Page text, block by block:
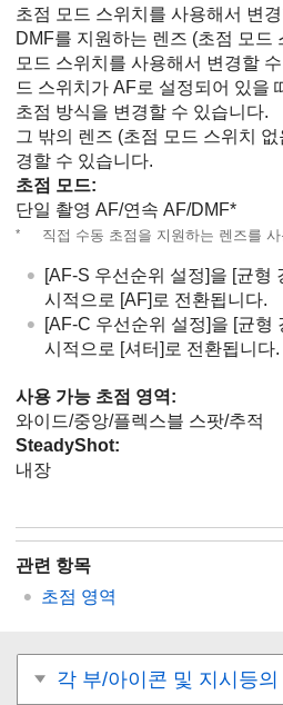
초점 모드 스위치를 사용해서 변
DMF를 지원하는 렌즈 (초점 모드
모드 스위치를 사용해서 변경할
드 스위치가 AF로 설정되어 있을
초점 방식을 변경할 수 있습니다.
그 밖의 렌즈 (초점 모드 스위치
경할 수 있습니다.
초점 모드:
단일 촬영 AF/연속 AF/DMF*
* 직접 수동 초점을 지원하는 렌즈를
[AF-S 우선순위 설정]을 [균형
시적으로 [AF] 로 전환됩니다.
[AF-C 우선순위 설정]을 [균형
시적으로 [셔터] 로 전환됩니다.
사용 가능 초점 영역:
와이드/중앙/플렉스블 스팟/추적
SteadyShot:
내장
관련 항목
초점 영역
각 부/아이콘 및 지시등의